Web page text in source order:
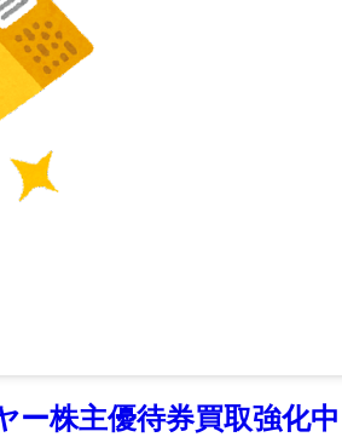
ー株主優待券買取強化中